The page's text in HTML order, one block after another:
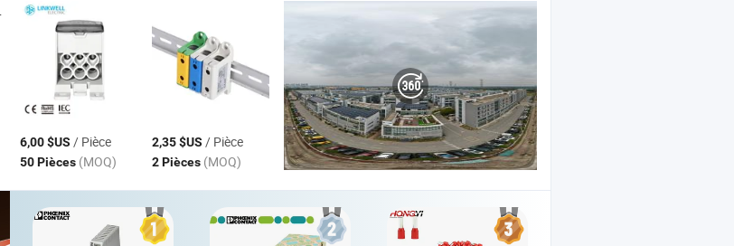
6,00 $US / Pièce
50 Pièces (MOQ)
2,35 $US / Pièce
2 Pièces (MOQ)